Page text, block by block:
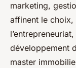
marketing,
affinent le
développement
master